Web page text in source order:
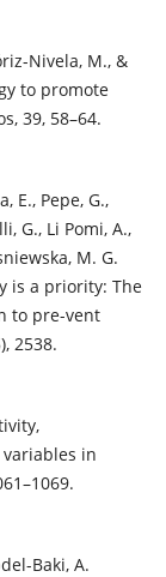
Nivela, M., &
to promote
39, 58–64.
E., Pepe, G.,
G., Li Pomi, A.,
M. G.
is a priority: The
to pre-vent
2538.
in
Baki, A.